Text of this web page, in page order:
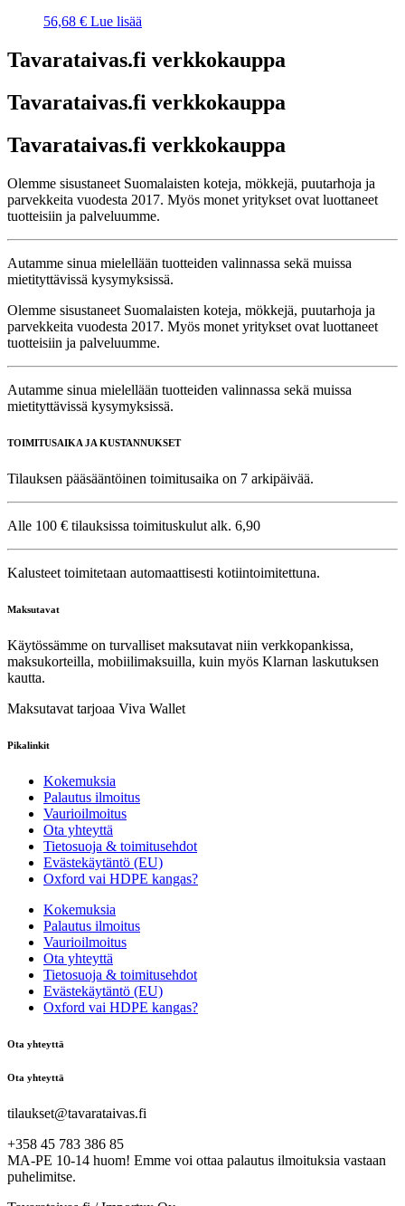
56,68 € Lue lisää
Tavarataivas.fi verkkokauppa
Tavarataivas.fi verkkokauppa
Tavarataivas.fi verkkokauppa
Olemme sisustaneet Suomalaisten koteja, mökkejä, puutarhoja ja
parvekkeita vuodesta 2017. Myös monet yritykset ovat luottaneet
tuotteisiin ja palveluumme.
Autamme sinua mielellään tuotteiden valinnassa sekä muissa
mietityttävissä kysymyksissä.
Olemme sisustaneet Suomalaisten koteja, mökkejä, puutarhoja ja
parvekkeita vuodesta 2017. Myös monet yritykset ovat luottaneet
tuotteisiin ja palveluumme.
Autamme sinua mielellään tuotteiden valinnassa sekä muissa
mietityttävissä kysymyksissä.
TOIMITUSAIKA JA KUSTANNUKSET
Tilauksen pääsääntöinen toimitusaika on 7 arkipäivää.
Alle 100 € tilauksissa toimituskulut alk. 6,90
Kalusteet toimitetaan automaattisesti kotiintoimitettuna.
Maksutavat
Käytössämme on turvalliset maksutavat niin verkkopankissa,
maksukorteilla, mobiilimaksuilla, kuin myös Klarnan laskutuksen
kautta.
Maksutavat tarjoaa Viva Wallet
Pikalinkit
Kokemuksia
Palautus ilmoitus
Vaurioilmoitus
Ota yhteyttä
Tietosuoja & toimitusehdot
Evästekäytäntö (EU)
Oxford vai HDPE kangas?
Kokemuksia
Palautus ilmoitus
Vaurioilmoitus
Ota yhteyttä
Tietosuoja & toimitusehdot
Evästekäytäntö (EU)
Oxford vai HDPE kangas?
Ota yhteyttä
Ota yhteyttä
tilaukset@tavarataivas.fi
+358 45 783 386 85
MA-PE 10-14 huom! Emme voi ottaa palautus ilmoituksia vastaan
puhelimitse.